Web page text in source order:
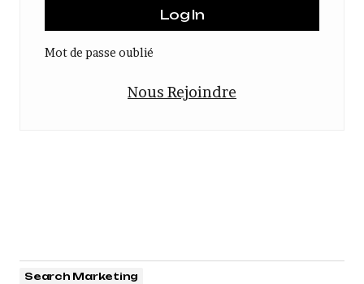
Mot de passe oublié
Nous Rejoindre
Search Marketing